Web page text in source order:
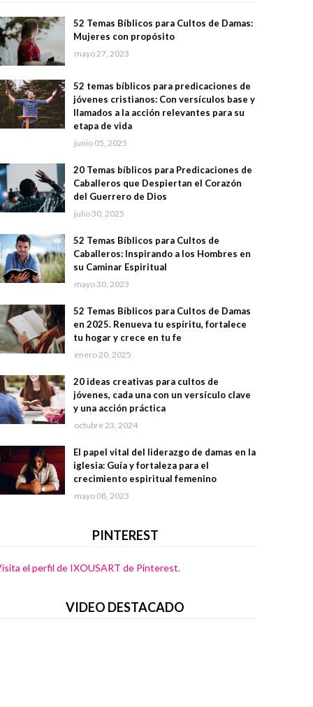
52 Temas Bíblicos para Cultos de Damas:
Mujeres con propósito
mayo 27, 2023
52 temas bíblicos para predicaciones de
jóvenes cristianos: Con versículos base y
llamados a la acción relevantes para su
etapa de vida
junio 05, 2025
20 Temas bíblicos para Predicaciones de
Caballeros que Despiertan el Corazón
del Guerrero de Dios
julio 30, 2025
52 Temas Bíblicos para Cultos de
Caballeros: Inspirando a los Hombres en
su Caminar Espiritual
mayo 30, 2023
52 Temas Bíblicos para Cultos de Damas
en 2025. Renueva tu espíritu, fortalece
tu hogar y crece en tu fe
enero 20, 2025
20 ideas creativas para cultos de
jóvenes, cada una con un versículo clave
y una acción práctica
octubre 23, 2024
El papel vital del liderazgo de damas en la
iglesia: Guía y fortaleza para el
crecimiento espiritual femenino
mayo 08, 2023
PINTEREST
el perfil de IXOUSART de Pinterest.
VIDEO DESTACADO